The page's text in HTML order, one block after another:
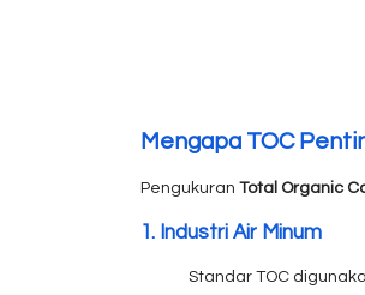
Mengapa TOC
Pengukuran Total Organic
1. Industri Air Minum
Standar TOC